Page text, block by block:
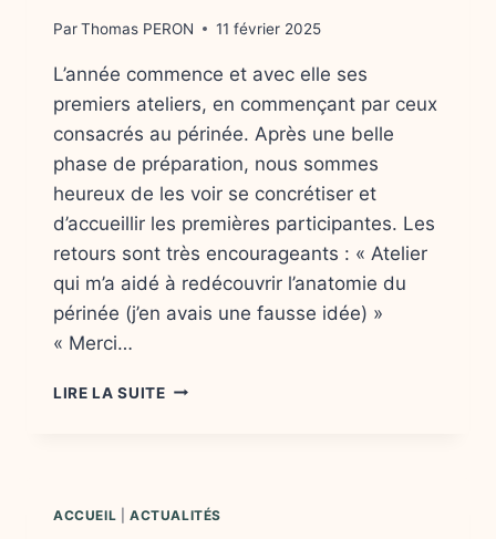
ParThomas PERON 11 février 2025
L’année commence et avec elle ses
premiers ateliers, en commençant par ceux
consacrés au périnée. Après une belle
phase de préparation, nous sommes
heureux de les voir se concrétiser et
d’accueillir les premières participantes. Les
retours sont très encourageants : « Atelier
qui m’a aidé à redécouvrir l’anatomie du
périnée (j’en avais une fausse idée) »
« Merci…
LIRE LA SUITEET
ACCUEIL ACTUALITÉS